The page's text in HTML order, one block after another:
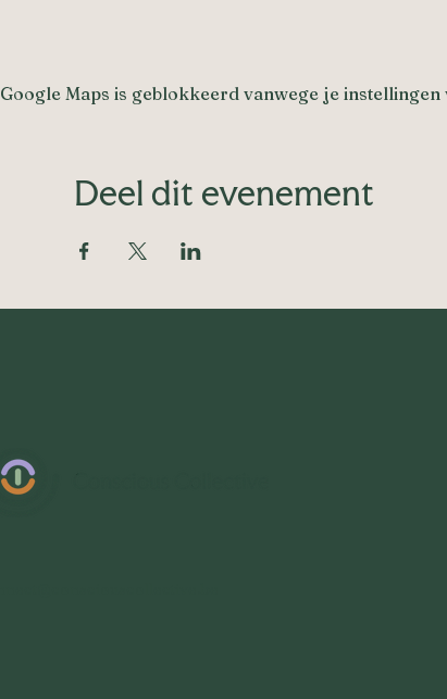
Google Maps is geblokkeerd vanwege je
Deel dit evenement